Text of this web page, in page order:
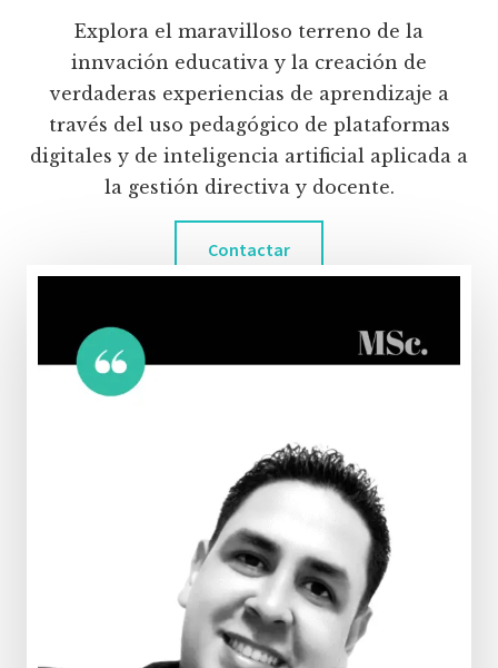
educativas
digitales
inteligencia
artificial.
Explora el maravilloso terreno de la
innvación educativa y la creación de
verdaderas experiencias de aprendizaje a
través del uso pedagógico de plataformas
digitales y de inteligencia artificial aplicada a
la gestión directiva y docente.
Contactar